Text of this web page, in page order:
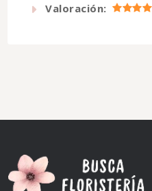
Valoración: